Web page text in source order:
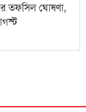
তফসিল ঘোষণা,